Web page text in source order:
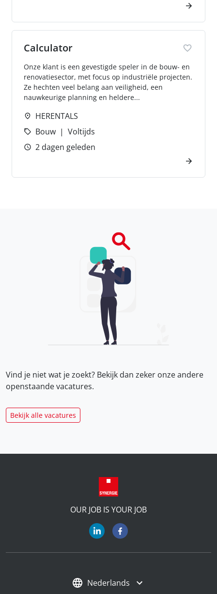
Calculator
Onze klant is een gevestigde speler in de bouw- en
renovatiesector, met focus op industriële projecten.
Ze hechten veel belang aan veiligheid, een
nauwkeurige planning en heldere...
HERENTALS
Bouw
Voltijds
2 dagen geleden
Vind je niet wat je zoekt? Bekijk dan zeker onzeandere
openstaande vacatures.
Bekijk alle vacatures
OUR JOB IS YOUR JOB
Nederlands